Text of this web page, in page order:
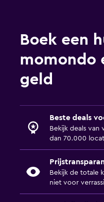
Boek een
momondo
geld
Beste deals
Bekijk deals
dan 70.000
Bekijk de totale
niet voor